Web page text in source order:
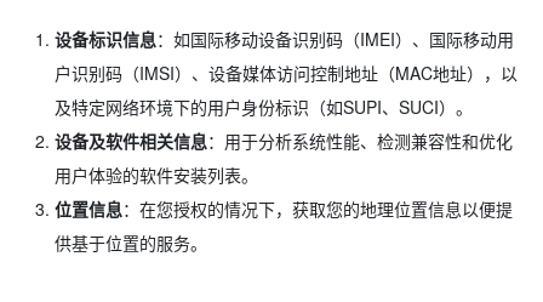
设备标识信息：如国际移动设备识别码（IMEI）、国际移动用
户识别码（IMSI）、设备媒体访问控制地址（MAC地址），以
及特定网络环境下的用户身份标识（如SUPI、SUCI）。
设备及软件相关信息：用于分析系统性能、检测兼容性和优化
用户体验的软件安装列表。
位置信息：在您授权的情况下，获取您的地理位置信息以便提
供基于位置的服务。